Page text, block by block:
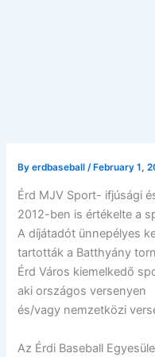
Byerdbaseball /February 1,
Érd MJV Sport- ifjúsági
2012-ben is értékelte a
A díjátadót ünnepélyes
tartották a Batthyány
Érd Város kiemelkedő
aki országos versenyen
és/vagy nemzetközi
Az Érdi Baseball